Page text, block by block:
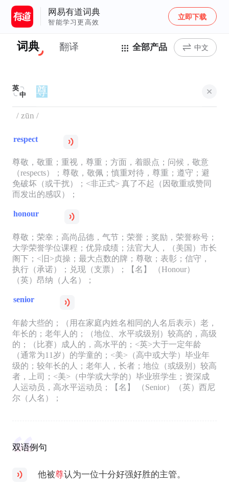
网易有道词典
智能学习更高效
立即下载
词典 翻译 全部产品 中文
英
中
/ zūn /
respect
尊敬，敬重；重视，尊重；方面，着眼点；问候，敬意
（respects）；尊敬，敬佩；慎重对待，尊重；遵守；避
免破坏（或干扰）；<非正式> 真了不起（因敬重或赞同
而发出的感叹）；
honour
尊敬；荣幸；高尚品德，气节；荣誉；奖励，荣誉称号；
大学荣誉学位课程；优异成绩；法官大人，（美国）市长
阁下；<旧>贞操；最大点数的牌；尊敬；表彰；信守，
执行（承诺）；兑现（支票）；【名】 （Honour）
（英）昂纳（人名）；
senior
年龄大些的；（用在家庭内姓名相同的人名后表示）老，
年长的；老年人的；（地位、水平或级别）较高的，高级
的；（比赛）成人的，高水平的；<英>大于一定年龄
（通常为11岁）的学童的；<美>（高中或大学）毕业年
级的；较年长的人；老年人，长者；地位（或级别）较高
者，上司；<美>（中学或大学的）毕业班学生；资深成
人运动员，高水平运动员；【名】 （Senior）（英）西尼
尔（人名）；
双语例句
他被尊认为一位十分好强好胜的主管。